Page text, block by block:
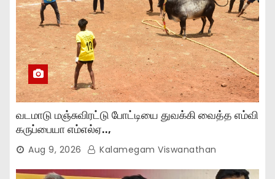
வடமாடு மஞ்சுவிரட்டு போட்டியை துவக்கி வைத்த எம்வி
கருப்பையா எம்எல்ஏ..,
Aug 9, 2026 Kalamegam Viswanathan